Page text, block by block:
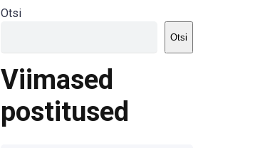
Otsi
Otsi
Viimased
postitused